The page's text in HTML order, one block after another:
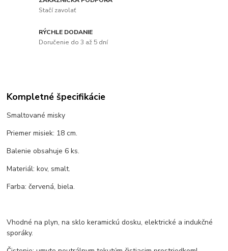
Stačí zavolať
RÝCHLE DODANIE
Doručenie do 3 až 5 dní
Kompletné špecifikácie
Smaltované misky
Priemer misiek: 18 cm.
Balenie obsahuje 6 ks.
Materiál: kov, smalt.
Farba: červená, biela.
Vhodné na plyn, na sklo keramickú dosku, elektrické a indukčné
sporáky.